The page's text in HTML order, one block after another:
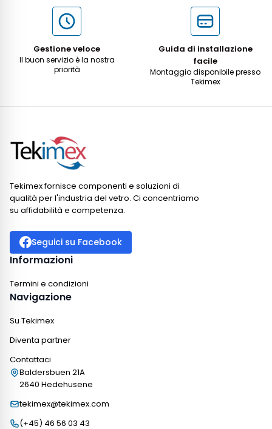
Gestione veloce
Il buon servizio è la nostra
priorità
Guida di installazione
facile
Montaggio disponibile presso
Tekimex
Tekimex fornisce componenti e soluzioni di
qualità per l'industria del vetro. Ci concentriamo
su affidabilità e competenza.
Seguici su Facebook
Informazioni
Termini e condizioni
Navigazione
Su Tekimex
Diventa partner
Contattaci
Baldersbuen 21A
2640 Hedehusene
tekimex@tekimex.com
(+45) 46 56 03 43